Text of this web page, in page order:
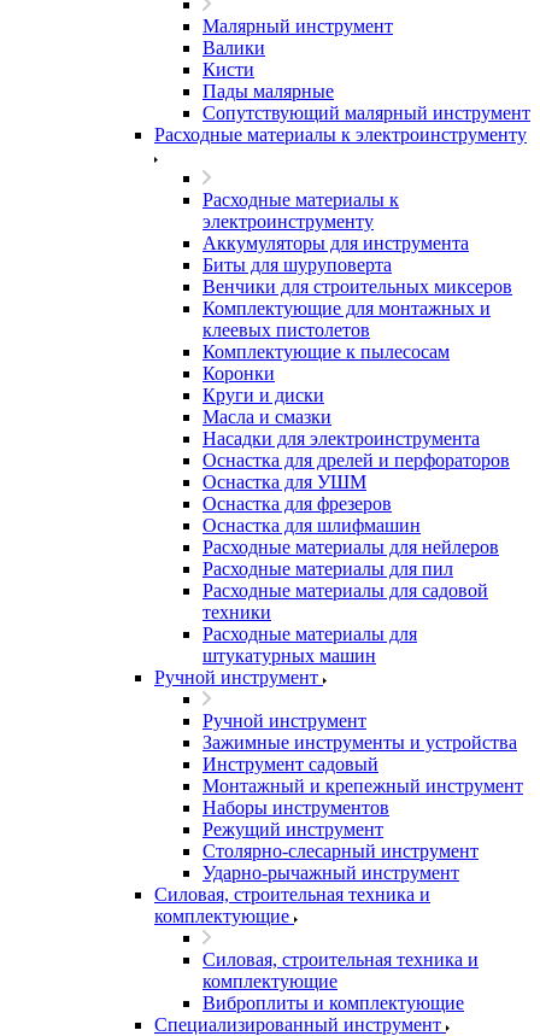
Малярный инструмент
Валики
Кисти
Пады малярные
Сопутствующий малярный инструмент
Расходные материалы к электроинструменту
Расходные материалы к
электроинструменту
Аккумуляторы для инструмента
Биты для шуруповерта
Венчики для строительных миксеров
Комплектующие для монтажных и
клеевых пистолетов
Комплектующие к пылесосам
Коронки
Круги и диски
Масла и смазки
Насадки для электроинструмента
Оснастка для дрелей и перфораторов
Оснастка для УШМ
Оснастка для фрезеров
Оснастка для шлифмашин
Расходные материалы для нейлеров
Расходные материалы для пил
Расходные материалы для садовой
техники
Расходные материалы для
штукатурных машин
Ручной инструмент
Ручной инструмент
Зажимные инструменты и устройства
Инструмент садовый
Монтажный и крепежный инструмент
Наборы инструментов
Режущий инструмент
Столярно-слесарный инструмент
Ударно-рычажный инструмент
Силовая, строительная техника и
комплектующие
Силовая, строительная техника и
комплектующие
Виброплиты и комплектующие
Специализированный инструмент